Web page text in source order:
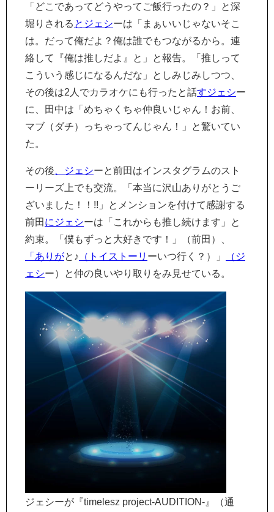
「どこであってどうやってご飯行ったの？」と深
堀りされる とジェシーは「まぁいいじゃないそこ
は。だって俺だよ？俺は誰でもつながるから。連
絡して『俺は推しだよ』と」と報告。「推しって
こういう感じになるんだな」としみじみしつつ、
その後は2人でカラオケにも行ったと話すジェシー
に、田中は「めちゃくちゃ仲良いじゃん！お前、
マブ（ダチ）っちゃってんじゃん！」と驚いてい
た。
その後 、ジェシーと前田はインスタグラムのスト
ーリーズ上でも交流。「本当に沢山ありがとうご
ざいました！！!!」とメンションを付けて感謝する
前田 にジェシーは「これからも推し続けます」と
約束。「僕もずっと大好きです！」（前田）、
「ありがと♪ （トイストーリ ーいつ行く？）」
（ジ
ェシー）と仲の良いやり取りをみ見せている。
ジェシーが『timelesz project‐AUDITION‐』（通